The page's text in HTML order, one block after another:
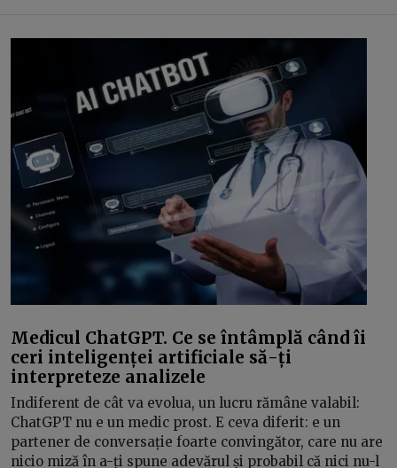
Medicul ChatGPT. Ce se întâmplă când îi
ceri inteligenței artificiale să-ți
interpreteze analizele
Indiferent de cât va evolua, un lucru rămâne valabil:
ChatGPT nu e un medic prost. E ceva diferit: e un
partener de conversație foarte convingător, care nu are
nicio miză în a-ți spune adevărul și probabil că nici nu-l